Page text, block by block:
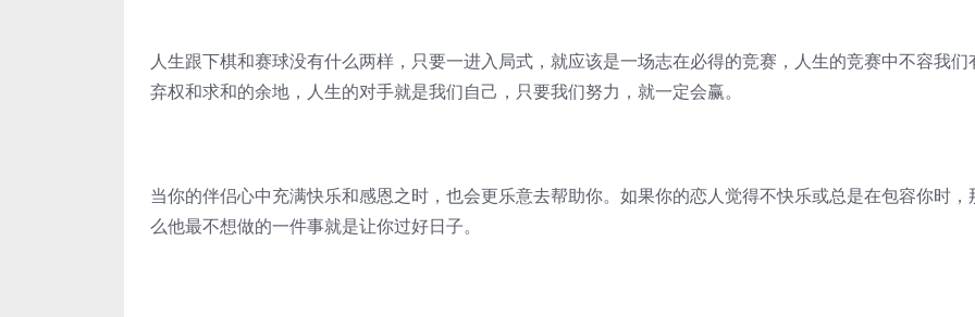
人生跟下棋和赛球没有什么两样，只要一进入局式，就应该是一场志在必得的竞赛，人生的竞赛中不容我们
弃权和求和的余地，人生的对手就是我们自己，只要我们努力，就一定会赢。
当你的伴侣心中充满快乐和感恩之时，也会更乐意去帮助你。如果你的恋人觉得不快乐或总是在包容你时，
么他最不想做的一件事就是让你过好日子。